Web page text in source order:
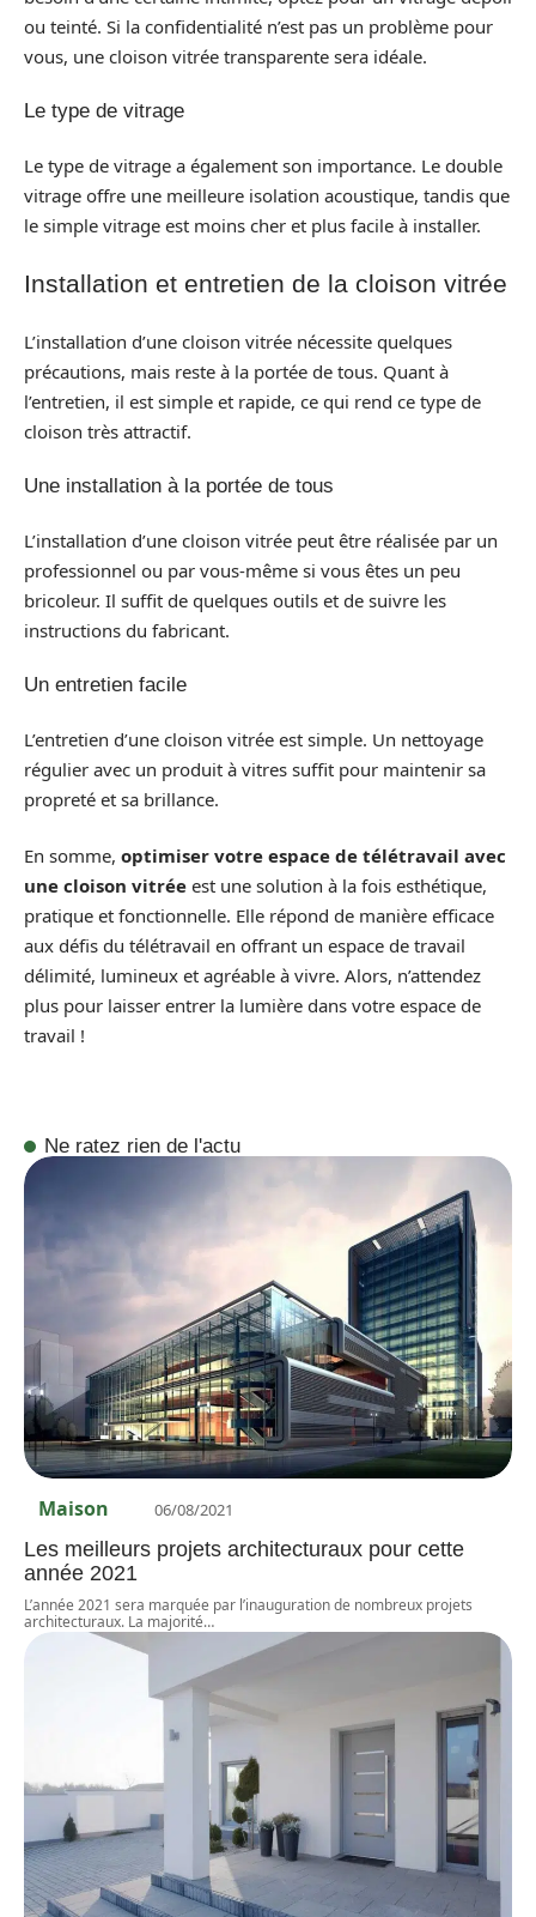
ou teinté. Si la confidentialité n’est pas un problème pour
vous, une cloison vitrée transparente sera idéale.
Le type de vitrage
Le type de vitrage a également son importance. Le double
vitrage offre une meilleure isolation acoustique, tandis que
le simple vitrage est moins cher et plus facile à installer.
Installation et entretien de la cloison vitrée
L’installation d’une cloison vitrée nécessite quelques
précautions, mais reste à la portée de tous. Quant à
l’entretien, il est simple et rapide, ce qui rend ce type de
cloison très attractif.
Une installation à la portée de tous
L’installation d’une cloison vitrée peut être réalisée par un
professionnel ou par vous-même si vous êtes un peu
bricoleur. Il suffit de quelques outils et de suivre les
instructions du fabricant.
Un entretien facile
L’entretien d’une cloison vitrée est simple. Un nettoyage
régulier avec un produit à vitres suffit pour maintenir sa
propreté et sa brillance.
En somme, optimiser votre espace de télétravail avec
une cloison vitrée est une solution à la fois esthétique,
pratique et fonctionnelle. Elle répond de manière efficace
aux défis du télétravail en offrant un espace de travail
délimité, lumineux et agréable à vivre. Alors, n’attendez
plus pour laisser entrer la lumière dans votre espace de
travail !
Ne ratez rien de l'actu
Maison 06/08/2021
Les meilleurs projets architecturaux pour cette
année 2021
L’année 2021 sera marquée par l’inauguration de nombreux projets
architecturaux. La majorité…